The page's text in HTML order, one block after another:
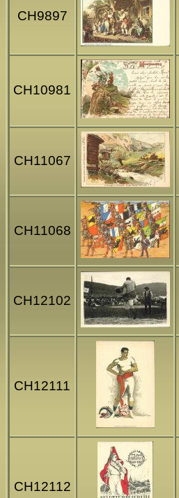
CH9897
CH10981
CH11067
CH11068
CH12102
CH12111
CH12112